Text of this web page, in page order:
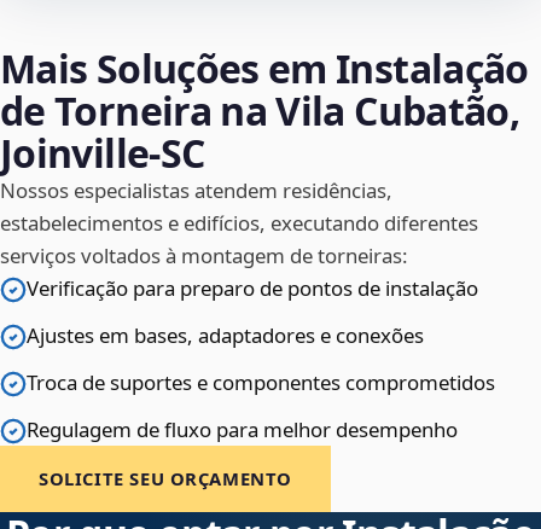
Mais Soluções em Instalação
de Torneira na Vila Cubatão,
Joinville‑SC
Nossos especialistas atendem residências,
estabelecimentos e edifícios, executando diferentes
serviços voltados à montagem de torneiras:
Verificação para preparo de pontos de instalação
Ajustes em bases, adaptadores e conexões
Troca de suportes e componentes comprometidos
Regulagem de fluxo para melhor desempenho
SOLICITE SEU ORÇAMENTO